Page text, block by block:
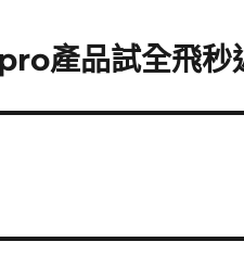
產品試全飛秒